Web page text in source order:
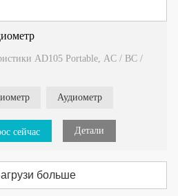
AD105 Portable, AC / BC /
Аудиометр
сейчас Детали
больше